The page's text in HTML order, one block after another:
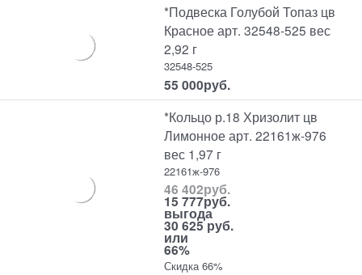
*Подвеска Голубой Топаз цв
Красное арт. 32548-525 вес
2,92 г
32548-525
55 000руб.
*Кольцо р.18 Хризолит цв
Лимонное арт. 22161ж-976
вес 1,97 г
22161ж-976
46 402руб.
15 777руб.
выгода
30 625 руб.
или
66%
Скидка 66%